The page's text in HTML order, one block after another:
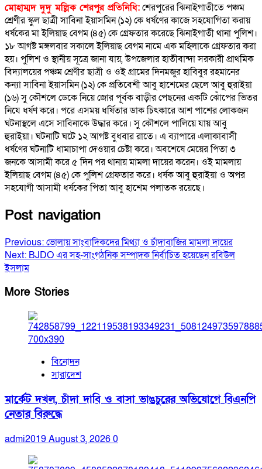
মোহাম্মদ দুদু মল্লিক শেরপুর প্রতিনিধি:শেরপুরের ঝিনাইগাতীতে পঞ্চম
শ্রেণীর স্কুল ছাত্রী সাবিনা ইয়াসমিন (১২) কে ধর্ষণের কাজে সহযোগিতা করায়
ধর্ষকের মা ইলিয়াছ বেগম (৪৫) কে গ্রেফতার করেছে ঝিনাইগাতী থানা পুলিশ।
১৮ আগষ্ট মঙ্গলবার সকালে ইলিয়াছ বেগম নামে এক মহিলাকে গ্রেফতার করা
হয়। পুলিশ ও স্থানীয় সূত্রে জানা যায়, উপজেলার হাতীবান্দা সরকারী প্রাথমিক
বিদ্যালয়ের পঞ্চম শ্রেণীর ছাত্রী ও ওই গ্রামের দিনমজুর হাবিবুর রহমানের
কন্যা সাবিনা ইয়াসমিন (১২) কে প্রতিবেশী আবু হাশেমের ছেলে আবু হুরাইয়া
(১৬) সু কৌশলে ডেকে নিয়ে জোর পূর্বক বাড়ীর পেছনের একটি ঝোঁপের ভিতর
নিযে ধর্ষণ করে। পরে এসময় ধর্ষিতার ডাক চিৎকারে আশ পাশের লোকজন
ঘটনাস্থলে এসে সাবিনাকে উদ্ধার করে। সু কৌশলে পালিয়ে যায় আবু
হুরাইয়া। ঘটনাটি ঘটে ১২ আগষ্ট বুধবার রাতে। এ ব্যাপারে এলাকাবাসী
ধর্ষণের ঘটনাটি ধামাচাপা দেওয়ার চেষ্টা করে। অবশেষে মেয়ের পিতা ৩
জনকে আসামী করে ৫ দিন পর থানায় মামলা দায়ের করেন। ওই মামলায়
ইলিয়াছ বেগম (৪৫) কে পুলিশ গ্রেফতার করে। ধর্ষক আবু হুরাইয়া ও অপর
সহযোগী আসামী ধর্ষকের পিতা আবু হাশেম পলাতক রয়েছে।
Post navigation
Previous:ভোলায় সাংবাদিকদের মিথ্যা ও চাঁদাবাজির মামলা দায়ের
Next: BJDO এর সহ-সাংগঠনিক সম্পাদক নির্বাচিত হয়েছেন রবিউল
ইসলাম
More Stories
বিনোদন
সারাদেশ
মার্কেট দখল, চাঁদা দাবি ও বাসা ভাঙচুরের অভিযোগে বিএনপি
নেতার বিরুদ্ধে
admi2019August 3, 20260